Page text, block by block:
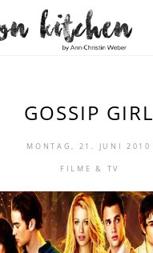
GOSSIP GIRL
MONTAG, 21. JUNI 2010
FILME & TV